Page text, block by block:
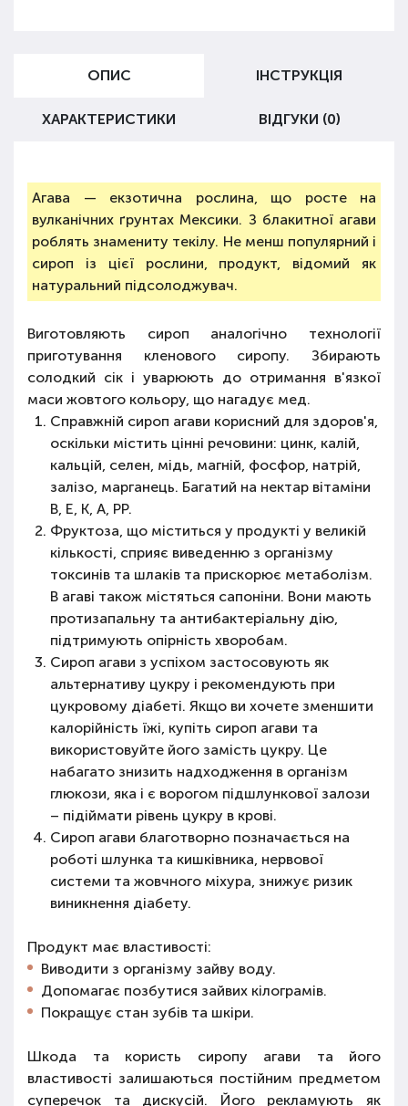
ОПИС ІНСТРУКЦІЯ
ХАРАКТЕРИСТИКИ ВІДГУКИ (0)
Агава — екзотична рослина, що росте на
вулканічних ґрунтах Мексики. З блакитної агави
роблять знамениту текілу. Не менш популярний і
сироп із цієї рослини, продукт, відомий як
натуральний підсолоджувач.
Виготовляють сироп аналогічно технології
приготування кленового сиропу. Збирають
солодкий сік і уварюють до отримання в'язкої
маси жовтого кольору, що нагадує мед.
Справжній сироп агави корисний для здоров'я,
оскільки містить цінні речовини: цинк, калій,
кальцій, селен, мідь, магній, фосфор, натрій,
залізо, марганець. Багатий на нектар вітаміни
B, E, K, A, PP.
Фруктоза, що міститься у продукті у великій
кількості, сприяє виведенню з організму
токсинів та шлаків та прискорює метаболізм.
В агаві також містяться сапоніни. Вони мають
протизапальну та антибактеріальну дію,
підтримують опірність хворобам.
Сироп агави з успіхом застосовують як
альтернативу цукру і рекомендують при
цукровому діабеті. Якщо ви хочете зменшити
калорійність їжі, купіть сироп агави та
використовуйте його замість цукру. Це
набагато знизить надходження в організм
глюкози, яка і є ворогом підшлункової залози
– підіймати рівень цукру в крові.
Сироп агави благотворно позначається на
роботі шлунка та кишківника, нервової
системи та жовчного міхура, знижує ризик
виникнення діабету.
Продукт має властивості:
Виводити з організму зайву воду.
Допомагає позбутися зайвих кілограмів.
Покращує стан зубів та шкіри.
Шкода та користь сиропу агави та його
властивості залишаються постійним предметом
суперечок та дискусій. Його рекламують як